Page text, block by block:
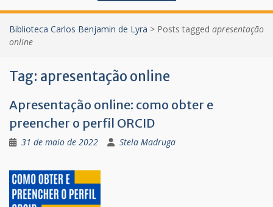
Biblioteca Carlos Benjamin de Lyra > Posts tagged apresentação
online
Tag: apresentação online
Apresentação online: como obter e
preencher o perfil ORCID
31 de maio de 2022 Stela Madruga